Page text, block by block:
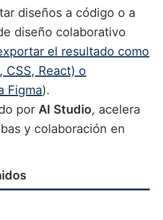
diseños a código o a
diseño colaborativo
el resultado como
CSS, React) o
Figma).
por AI Studio, acelera
y colaboración en